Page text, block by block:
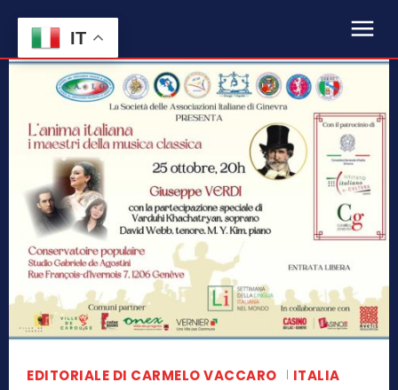
EDITORIALE DI CARMELO VACCARO ITALIA
IT